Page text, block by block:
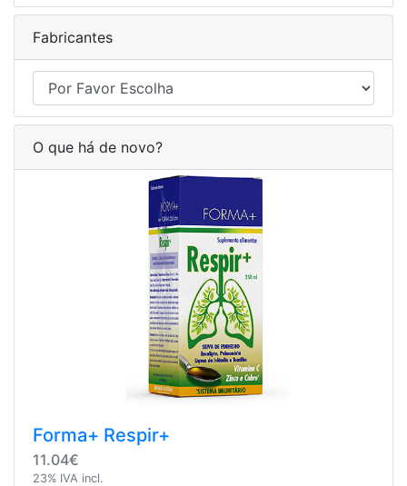
Fabricantes
O que há de novo?
Forma+ Respir+
11.04€
23% IVA incl.